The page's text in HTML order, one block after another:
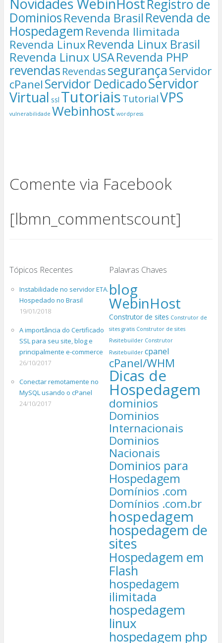
Registro de
DominiosRevenda Brasil Revenda de
Hospedagem Revenda Ilimitada
Revenda LinuxRevenda Linux Brasil
Revenda Linux USARevenda PHP
revendas RevendassegurançaServidor
cPanelServidor DedicadoServidor
Virtual ssl TutoriaisTutorialVPS
vulnerabilidade Webinhost wordpress
Comente via Facebook
[lbmn_commentscount]
Tópicos Recentes
Instabilidade no servidor ETA.
Hospedado no Brasil
19/01/2018
A importância do Certificado
SSL para seu site, blog e
principalmente e-commerce
26/10/2017
Conectar remotamente no
MySQL usando o cPanel
24/10/2017
Palavras Chaves
blog
WebinHost
Construtor de sites Construtor de
sites gratis Construtor de sites
Rvsitebuilder Construtor
Rvsitebuilder cpanel
cPanel/WHM
Dicas de
Hospedagem
dominios
Dominios
Internacionais
Dominios
Nacionais
Dominios para
Hospedagem
Domínios .com
Domínios .com.br
hospedagem
hospedagem de
sites
Hospedagem em
Flash
hospedagem
ilimitada
hospedagem
linux
hospedagem php